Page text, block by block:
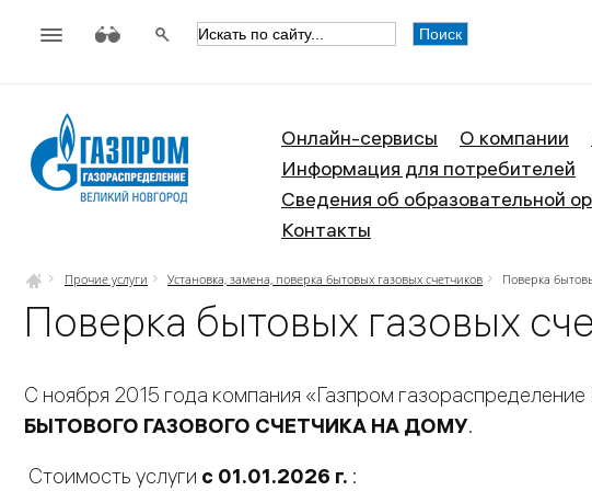
Онлайн-сервисы О компании
Информация для потребителей
Сведения об образовательной
Контакты
Прочие услуги Установка, замена, поверка бытовых газовых счетчиков Поверка
Поверка бытовых газовых
С ноября 2015 года компания «Газпром
БЫТОВОГО ГАЗОВОГО СЧЕТЧИКА НА ДОМУ.
Стоимость услуги с 01.01.2026 г. :